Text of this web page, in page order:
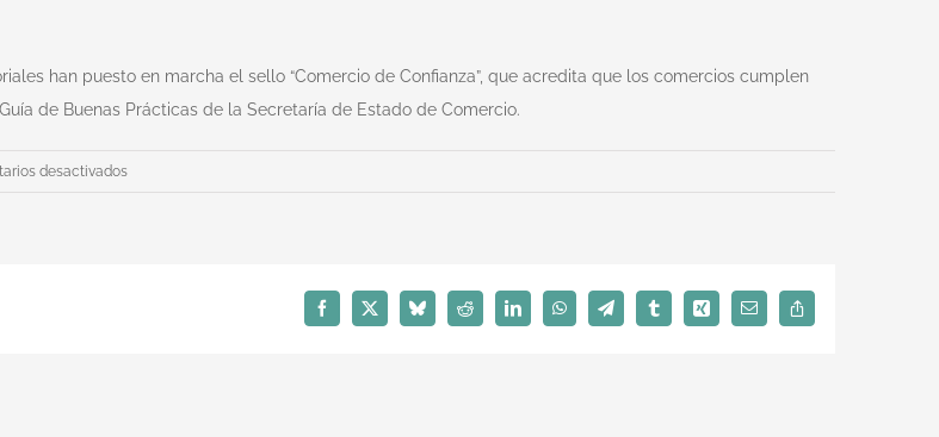
han puesto en marcha el sello “Comercio de Confianza”, que acredita que los comercios cumplen
de Buenas Prácticas de la Secretaría de Estado de Comercio.
desactivadosen
Facebook
X BlueskyReddit LinkedInWhatsAppTelegramTumblrXing Email
Copy
Link